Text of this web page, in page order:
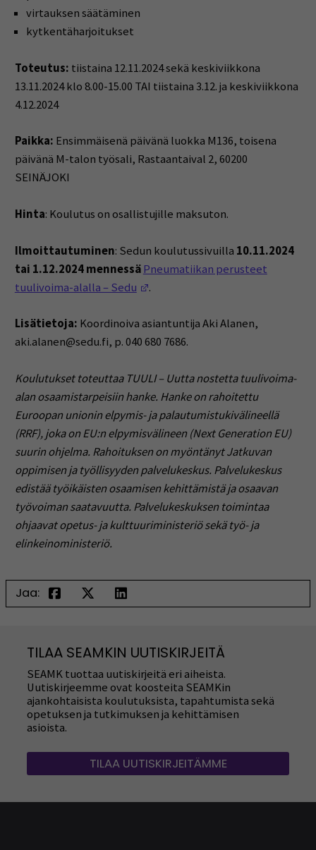
virtauksen säätäminen
kytkentäharjoitukset
Toteutus: tiistaina 12.11.2024 sekä keskiviikkona
13.11.2024 klo 8.00-15.00 TAI tiistaina 3.12. ja keskiviikkona
4.12.2024
Paikka: Ensimmäisenä päivänä luokka M136, toisena
päivänä M-talon työsali, Rastaantaival 2, 60200
SEINÄJOKI
Hinta: Koulutus on osallistujille maksuton.
Ilmoittautuminen: Sedun koulutussivuilla 10.11.2024
tai 1.12.2024 mennessä Pneumatiikan perusteet
tuulivoima-alalla – Sedu
(Opens in a new window)
.
Lisätietoja: Koordinoiva asiantuntija Aki Alanen,
aki.alanen@sedu.fi, p. 040 680 7686.
Koulutukset toteuttaa TUULI – Uutta nostetta tuulivoima-
alan osaamistarpeisiin hanke. Hanke on rahoitettu
Euroopan unionin elpymis- ja palautumistukivälineellä
(RRF), joka on EU:n elpymisvälineen (Next Generation EU)
suurin ohjelma. Rahoituksen on myöntänyt Jatkuvan
oppimisen ja työllisyyden palvelukeskus. Palvelukeskus
edistää työikäisten osaamisen kehittämistä ja osaavan
työvoiman saatavuutta. Palvelukeskuksen toimintaa
ohjaavat opetus- ja kulttuuriministeriö sekä työ- ja
elinkeinoministeriö.
Jaa:
TILAA SEAMKIN UUTISKIRJEITÄ
SEAMK tuottaa uutiskirjeitä eri aiheista.
Uutiskirjeemme ovat koosteita SEAMKin
ajankohtaisista koulutuksista, tapahtumista sekä
opetuksen ja tutkimuksen ja kehittämisen
asioista.
TILAA UUTISKIRJEITÄMME